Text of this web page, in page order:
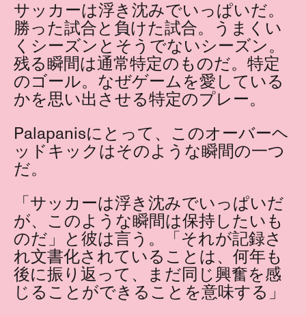
サッカーは浮き沈みでいっぱいだ。
勝った試合と負けた試合。うまくい
くシーズンとそうでないシーズン。
残る瞬間は通常特定のものだ。特定
のゴール。なぜゲームを愛している
かを思い出させる特定のプレー。
Palapanisにとって、このオーバーヘ
ッドキックはそのような瞬間の一つ
だ。
「サッカーは浮き沈みでいっぱいだ
が、このような瞬間は保持したいも
のだ」と彼は言う。「それが記録さ
れ文書化されていることは、何年も
後に振り返って、まだ同じ興奮を感
じることができることを意味する」